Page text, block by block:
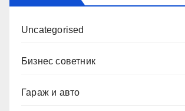
Uncategorised
Бизнес советник
Гараж и авто